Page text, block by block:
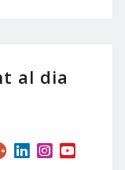
al dia